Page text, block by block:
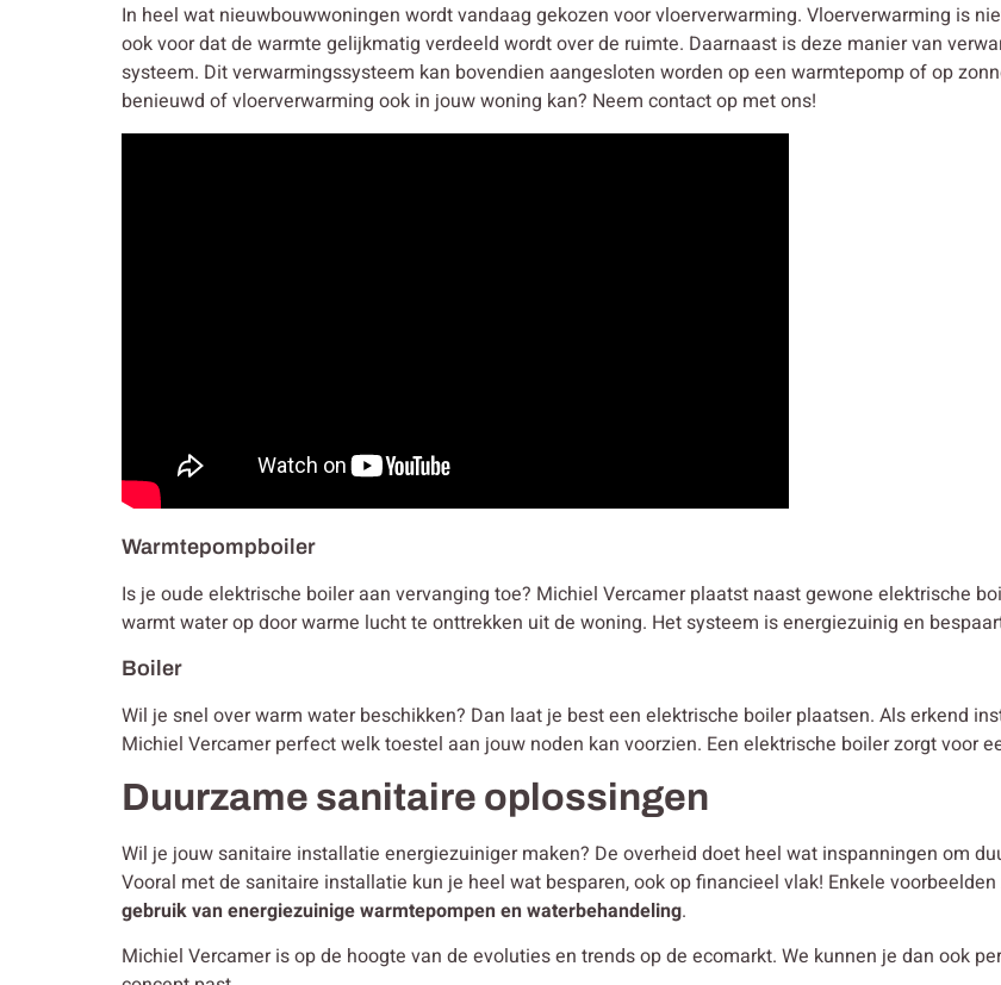
In heel wat nieuwbouwwoningen wordt vandaag gekozen voor vloerverwarming. Vloerverwarming is
ook voor dat de warmte gelijkmatig verdeeld wordt over de ruimte. Daarnaast is deze manier van
systeem. Dit verwarmingssysteem kan bovendien aangesloten worden op een warmtepomp of op
benieuwd of vloerverwarming ook in jouw woning kan? Neem contact op met ons!
Warmtepompboiler
Is je oude elektrische boiler aan vervanging toe? Michiel Vercamer plaatst naast gewone elektrische
warmt water op door warme lucht te onttrekken uit de woning. Het systeem is energiezuinig en
Boiler
Wil je snel over warm water beschikken? Dan laat je best een elektrische boiler plaatsen. Als erkend
Michiel Vercamer perfect welk toestel aan jouw noden kan voorzien. Een elektrische boiler zorgt voor
Duurzame sanitaire oplossingen
Wil je jouw sanitaire installatie energiezuiniger maken? De overheid doet heel wat inspanningen om
Vooral met de sanitaire installatie kun je heel wat besparen, ook op financieel vlak! Enkele
gebruik van energiezuinige warmtepompen en waterbehandeling.
Michiel Vercamer is op de hoogte van de evoluties en trends op de ecomarkt. We kunnen je dan ook